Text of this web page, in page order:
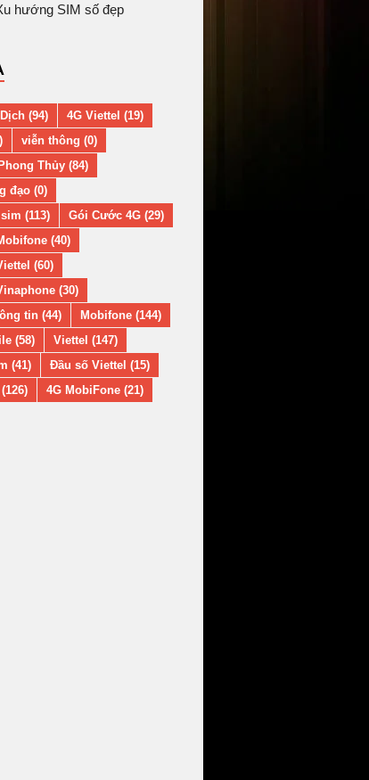
hướng SIM số đẹp
(94)
4G Viettel (19)
viễn thông (0)
Thủy (84)
đạo (0)
(113)
Gói Cước 4G (29)
(40)
(60)
(30)
tin (44)
Mobifone (144)
(58)
Viettel (147)
(41)
Đầu số Viettel (15)
4G MobiFone (21)